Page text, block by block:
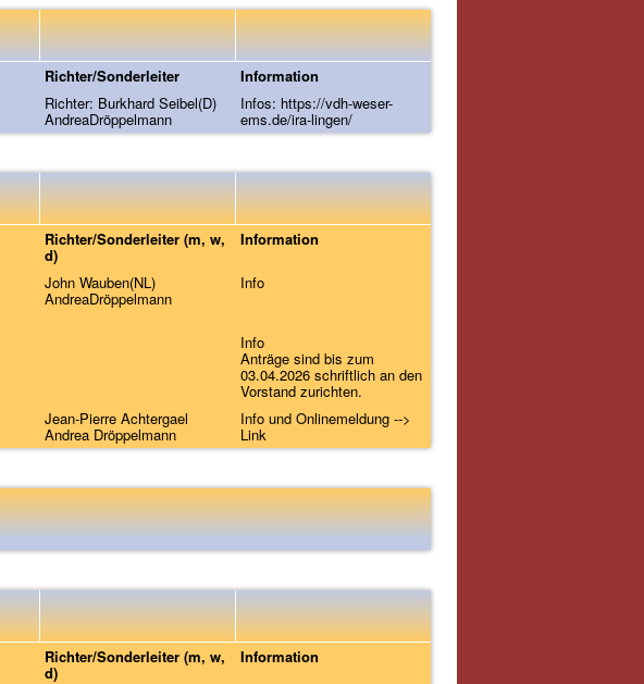
Richter/Sonderleiter
Information
Richter: Burkhard Seibel(D)
AndreaDröppelmann
Infos: https://vdh-weser-
ems.de/ira-lingen/
Richter/Sonderleiter (m, w,
d)
Information
John Wauben(NL)
AndreaDröppelmann
Info
Info
Anträge sind bis zum
03.04.2026 schriftlich an den
Vorstand zurichten.
Jean-Pierre Achtergael
Andrea Dröppelmann
Info und Onlinemeldung -->
Link
Richter/Sonderleiter (m, w,
d)
Information